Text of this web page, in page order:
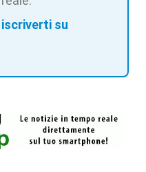
su